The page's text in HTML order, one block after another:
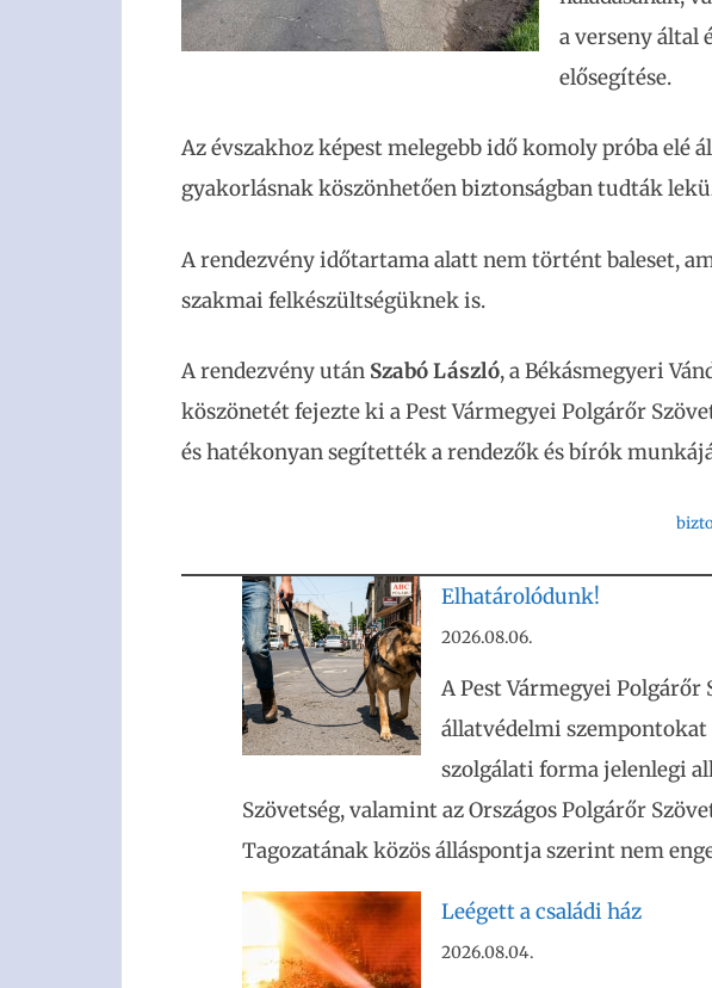
a verseny által
elősegítése.
Az évszakhoz képest melegebb idő komoly próba elé
gyakorlásnak köszönhetően biztonságban tudták
A rendezvény időtartama alatt nem történt baleset,
szakmai felkészültségüknek is.
A rendezvény után Szabó László, a Békásmegyeri
köszönetét fejezte ki a Pest Vármegyei Polgárőr
és hatékonyan segítették a rendezők és bírók
Elhatárolódunk!
2026.08.06.
A Pest Vármegyei
állatvédelmi
szolgálati forma jelenlegi
Szövetség, valamint az Országos Polgárőr
Tagozatának közös álláspontja szerint nem
Leégett a családi ház
2026.08.04.